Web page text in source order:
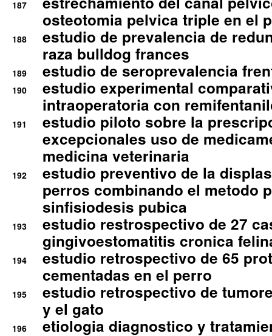
187
osteotomia pelvica triple en el
188
estudio de prevalencia de
raza bulldog frances
189 estudio de seroprevalencia
190
estudio experimental
intraoperatoria con
191
estudio piloto sobre la
excepcionales uso de
medicina veterinaria
192
estudio preventivo de la
perros combinando el metodo
sinfisiodesis pubica
193
estudio restrospectivo de 27
gingivoestomatitis cronica
194
estudio retrospectivo de 65
cementadas en el perro
195
estudio retrospectivo de
y el gato
196
etiologia diagnostico y